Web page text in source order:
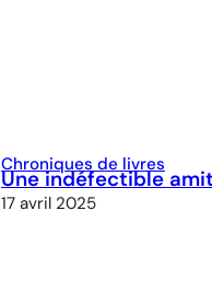
Chroniques de livres
Une indéfectible
17 avril 2025